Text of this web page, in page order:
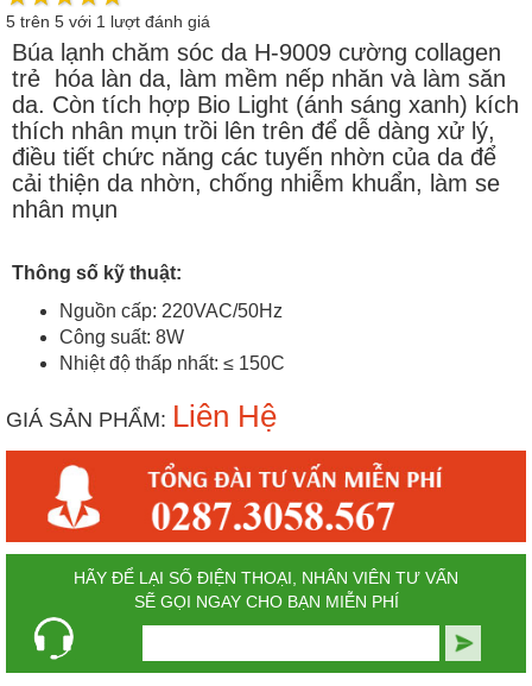
5 trên 5 với 1 lượt đánh giá
Búa lạnh chăm sóc da H-9009 cường collagen
trẻ hóa làn da, làm mềm nếp nhăn và làm săn
da. Còn tích hợp Bio Light (ánh sáng xanh) kích
thích nhân mụn trồi lên trên để dễ dàng xử lý,
điều tiết chức năng các tuyến nhờn của da để
cải thiện da nhờn, chống nhiễm khuẩn, làm se
nhân mụn
Thông số kỹ thuật:
Nguồn cấp: 220VAC/50Hz
Công suất: 8W
Nhiệt độ thấp nhất: ≤ 150C
GIÁ SẢN PHẨM: Liên Hệ
HÃY ĐỂ LẠI SỐ ĐIỆN THOẠI, NHÂN VIÊN TƯ VẤN
SẼ GỌI NGAY CHO BẠN MIỄN PHÍ